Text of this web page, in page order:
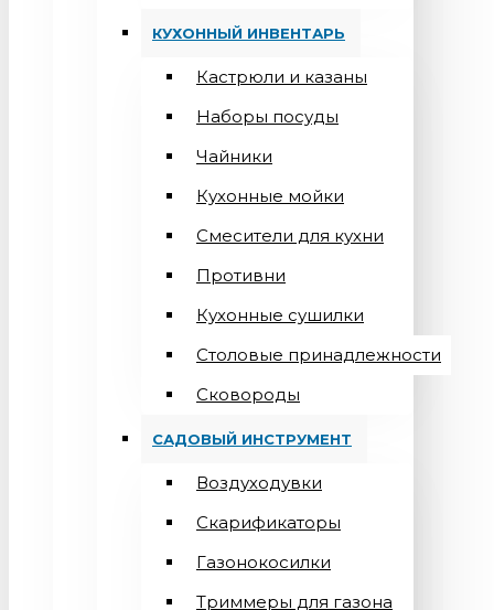
КУХОННЫЙ ИНВЕНТАРЬ
Кастрюли и казаны
Наборы посуды
Чайники
Кухонные мойки
Смесители для кухни
Противни
Кухонные сушилки
Столовые принадлежности
Сковороды
САДОВЫЙ ИНСТРУМЕНТ
Воздуходувки
Скарификаторы
Газонокосилки
Триммеры для газона